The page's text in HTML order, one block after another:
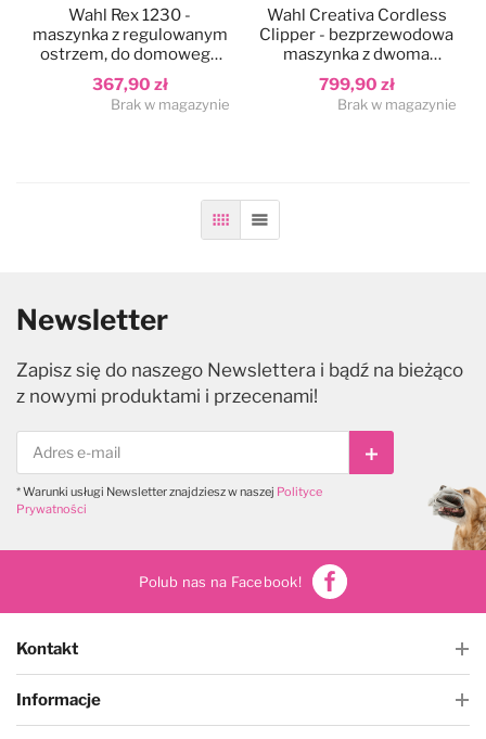
367,90 zł
Wahl Rex 1230 -
maszynka z regulowanym
ostrzem, do domowego
strzyżenia zwierząt 15W
Brak w magazynie
799,90 zł
Wahl Creativa Cordless
Clipper - bezprzewodowa
maszynka z dwoma
akumulatorami i
regulowanym ostrzem
Brak w magazynie
SiatkaLista
Newsletter
Zapisz się do naszego Newslettera i bądź na bieżąco
z nowymi produktami i przecenami!
Subskrybuj
* Warunki usługi Newsletter znajdziesz w naszej Polityce
Prywatności
Polub nas na Facebook!
Kontakt
Informacje